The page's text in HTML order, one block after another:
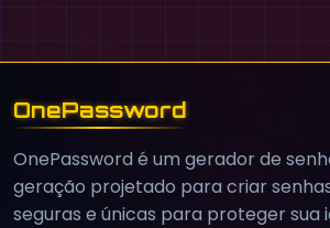
OnePassword
OnePassword é um gerador de
geração projetado para criar
seguras e únicas para proteger sua